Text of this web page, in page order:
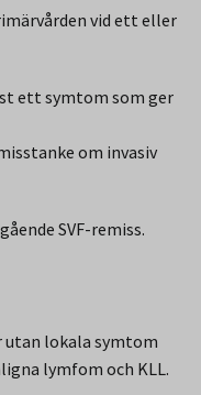
vid ett eller
ett symtom som ger
om invasiv
SVF-remiss.
lokala symtom
lymfom och KLL.